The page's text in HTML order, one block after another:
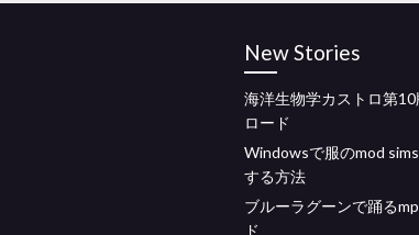
New Stories
海洋生物学カストロ第
ロード
Windowsで服のmod
する方法
ブルーラグーンで踊る
ド